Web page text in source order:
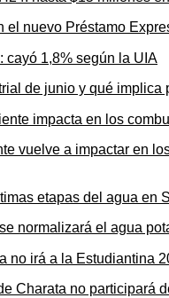
el nuevo Préstamo
de junio y qué implica
vuelve a impactar en
normalizará el agua
Charata no participará